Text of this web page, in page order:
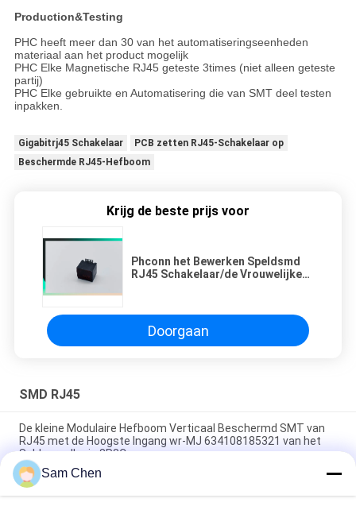
Production&Testing
PHC heeft meer dan 30 van het automatiseringseenheden
materiaal aan het product mogelijk
PHC Elke Magnetische RJ45 geteste 3times (niet alleen geteste
partij)
PHC Elke gebruikte en Automatisering die van SMT deel testen
inpakken.
Gigabitrj45 Schakelaar
PCB zetten RJ45-Schakelaar op
Beschermde RJ45-Hefboom
Krijg de beste prijs voor
Phconn het Bewerken Speldsmd
RJ45 Schakelaar/de Vrouwelijke
Doorgaan
SMD RJ45
De kleine Modulaire Hefboom Verticaal Beschermd SMT van
RJ45 met de Hoogste Ingang wr-MJ 634108185321 van het
Soldeersellusje 8P8C
Aangepaste 125 VAC RMS 18.1L SMD RJ45 voor Video,
Voorzien van een netwerk, Telecommunicatie
Sam Chen